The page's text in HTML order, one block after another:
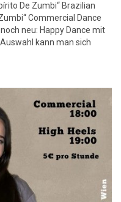
De Zumbi“ Brazilian
Commercial Dance
neu: Happy Dance mit
kann man sich